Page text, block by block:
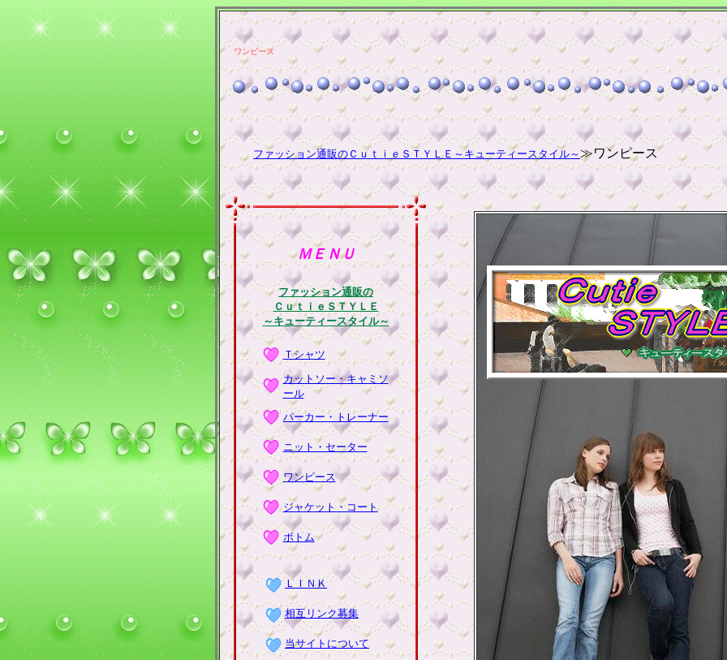
ワンピース
ファッション通販のＣｕｔｉｅＳＴＹＬＥ～キューティースタイル～≫ワンピース
ＭＥＮＵ
ファッション通販の
ＣｕｔｉｅＳＴＹＬＥ
～キューティースタイル～
Ｔシャツ
カットソー・キャミソ
ール
パーカー・トレーナー
ニット・セーター
ワンピース
ジャケット・コート
ボトム
ＬＩＮＫ
相互リンク募集
当サイトについて